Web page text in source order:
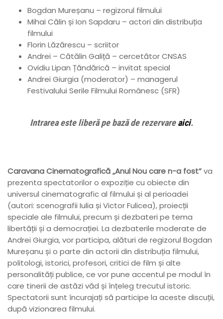
Bogdan Mureșanu – regizorul filmului
Mihai Călin și Ion Sapdaru – actori din distribuția
filmului
Florin Lăzărescu – scriitor
Andrei – Cătălin Galiță – cercetător CNSAS
Ovidiu Lipan Țăndărică – invitat special
Andrei Giurgia (moderator) – managerul
Festivalului Serile Filmului Românesc (SFR)
Intrarea este liberă pe bază de rezervareaici.
Caravana Cinematografică „Anul Nou care n-a fost”va
prezenta spectatorilor o expoziție cu obiecte din
universul cinematografic al filmului și al perioadei
(autori: scenografii Iulia și Victor Fulicea), proiecții
speciale ale filmului, precum și dezbateri pe tema
libertății și a democrației. La dezbaterile moderate de
Andrei Giurgia, vor participa, alături de regizorul Bogdan
Mureșanu și o parte din actorii din distribuția filmului,
politologi, istorici, profesori, critici de film și alte
personalități publice, ce vor pune accentul pe modul în
care tinerii de astăzi văd și înțeleg trecutul istoric.
Spectatorii sunt încurajați să participe la aceste discuții,
după vizionarea filmului.